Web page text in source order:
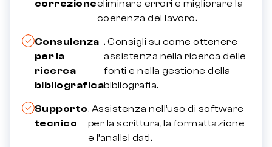
correzioneeliminare errori e migliorare la
coerenza del lavoro.
Consulenza
per la
ricerca
bibliografica
. Consigli su come ottenere
assistenza nella ricerca delle
fonti e nella gestione della
bibliografia.
Supporto
tecnico
. Assistenza nell’uso di software
per la scrittura, la formattazione
e l’analisi dati.